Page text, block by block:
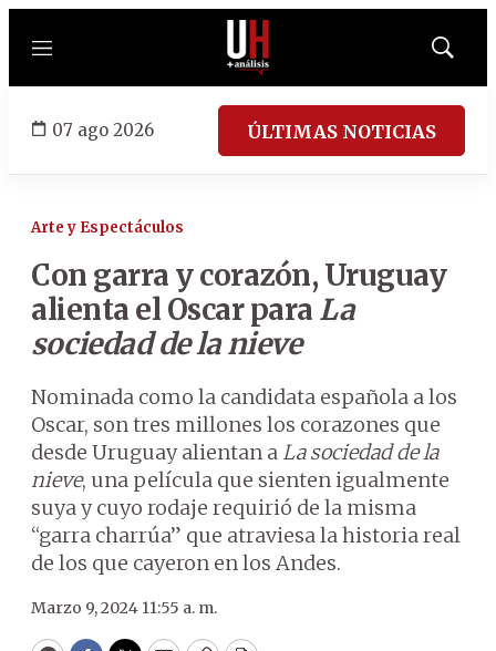
Menú
Mostrar
07 ago 2026 ÚLTIMAS NOTICIAS
Arte y Espectáculos
Con garra y corazón, Uruguay
alienta el Oscar para La
sociedad de la nieve
Nominada como la candidata española a los
Oscar, son tres millones los corazones que
desde Uruguay alientan aLa sociedad de la
nieve, una película que sienten igualmente
suya y cuyo rodaje requirió de la misma
“garra charrúa” que atraviesa la historia real
de los que cayeron en los Andes.
Marzo 9, 2024 11:55 a. m.